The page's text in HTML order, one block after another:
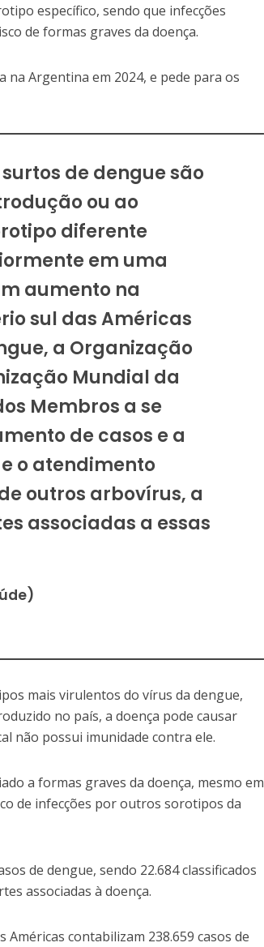
específico, sendo que infecções
de formas graves da doença.
na Argentina em 2024, e pede para os
de dengue são
ou ao
diferente
em uma
aumento na
sul das Américas
a Organização
Mundial da
Membros a se
de casos e a
o atendimento
outros arbovírus, a
associadas a essas
mais virulentos do vírus da dengue,
no país, a doença pode causar
não possui imunidade contra ele.
a formas graves da doença, mesmo em
de infecções por outros sorotipos da
de dengue, sendo 22.684 classificados
associadas à doença.
contabilizam 238.659 casos de